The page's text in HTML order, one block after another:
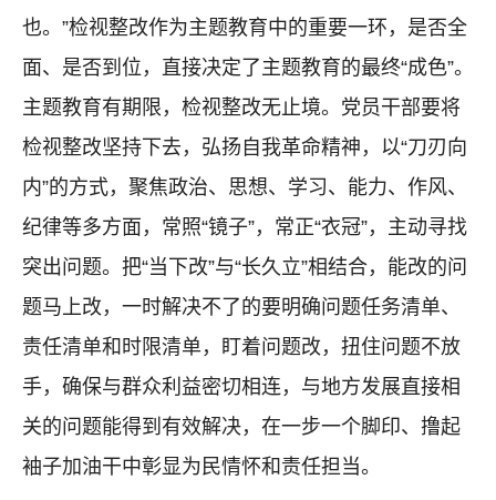
也。”检视整改作为主题教育中的重要一环，是否全
面、是否到位，直接决定了主题教育的最终“成色”。
主题教育有期限，检视整改无止境。党员干部要将
检视整改坚持下去，弘扬自我革命精神，以“刀刃向
内”的方式，聚焦政治、思想、学习、能力、作风、
纪律等多方面，常照“镜子”，常正“衣冠”，主动寻找
突出问题。把“当下改”与“长久立”相结合，能改的问
题马上改，一时解决不了的要明确问题任务清单、
责任清单和时限清单，盯着问题改，扭住问题不放
手，确保与群众利益密切相连，与地方发展直接相
关的问题能得到有效解决，在一步一个脚印、撸起
袖子加油干中彰显为民情怀和责任担当。